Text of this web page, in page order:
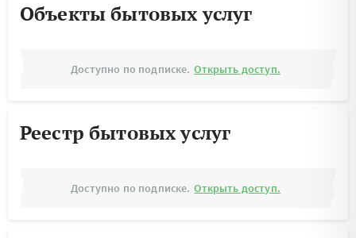
Объекты бытовых услуг
Доступно по подписке. Открыть доступ.
Реестр бытовых услуг
Доступно по подписке. Открыть доступ.